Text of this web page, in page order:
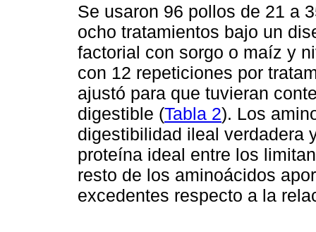
Se usaron 96 pollos de 21 a
ocho tratamientos bajo un
factorial con sorgo o maíz y
con 12 repeticiones por
ajustó para que tuvieran
digestible (Tabla 2). Los
digestibilidad ileal verdadera
proteína ideal entre los
resto de los aminoácidos
excedentes respecto a la